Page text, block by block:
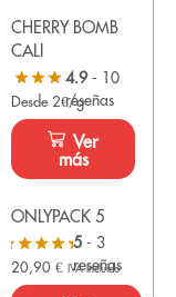
CHERRY BOMB
CALI
4.9- 10
reseñas
Desde 2€/g
Ver
más
ONLYPACK 5
5- 3
reseñas
20,90€ IVA Incluido